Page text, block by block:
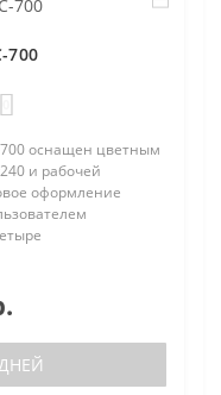
700
оснащен цветным
и рабочей
оформление